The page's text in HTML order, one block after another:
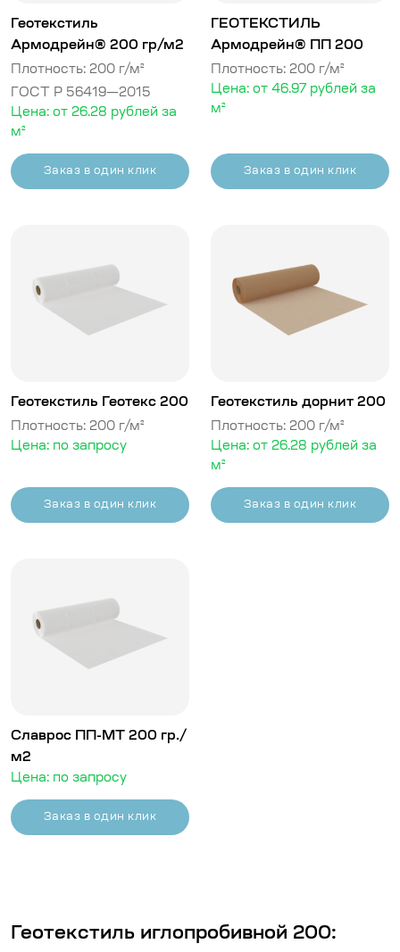
Геотекстиль
Армодрейн® 200 гр/м2
Плотность: 200 г/м²
ГОСТ Р 56419—2015
Цена: от 26.28 рублей за
м²
Заказ в один клик
ГЕОТЕКСТИЛЬ
Армодрейн® ПП 200
Плотность: 200 г/м²
Цена: от 46.97 рублей за
м²
Заказ в один клик
Геотекстиль Геотекс 200
Плотность: 200 г/м²
Цена: по запросу
Заказ в один клик
Геотекстиль дорнит 200
Плотность: 200 г/м²
Цена: от 26.28 рублей за
м²
Заказ в один клик
Славрос ПП-МТ 200 гр./
м2
Цена: по запросу
Заказ в один клик
Геотекстиль иглопробивной 200: